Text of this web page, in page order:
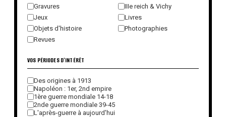
Gravures
IIIe reich & Vichy
Jeux
Livres
Objets d'histoire
Photographies
Revues
VOS PÉRIODES D'INTÉRÊT
Des origines à 1913
Napoléon : 1er, 2nd empire
1ère guerre mondiale 14-18
2nde guerre mondiale 39-45
L'après-guerre à aujourd'hui